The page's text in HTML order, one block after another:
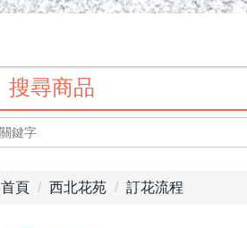
搜尋商品
首頁 西北花苑 訂花流程